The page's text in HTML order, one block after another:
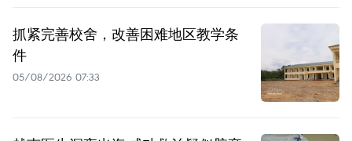
抓紧完善校舍，改善困难地区教学条
件
05/08/2026 07:33